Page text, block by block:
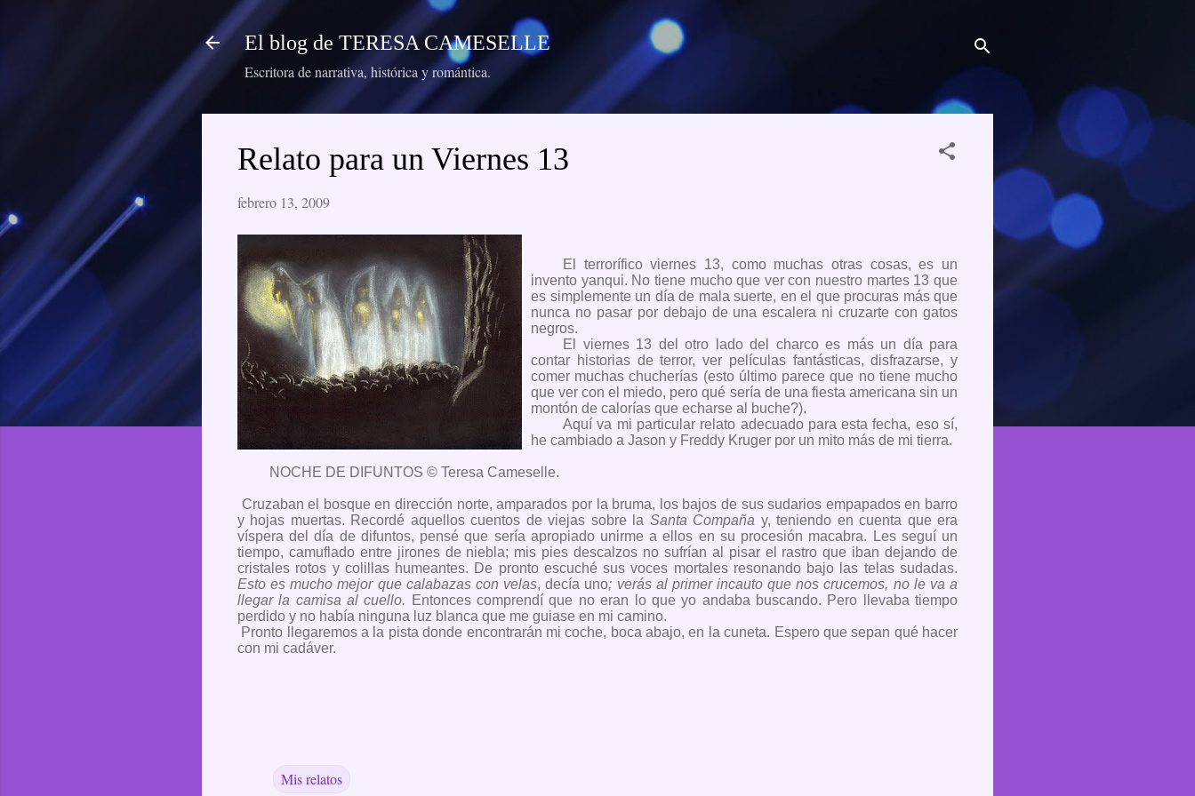
Ir al contenido principal
El blog de TERESA CAMESELLE
Escritora de narrativa, histórica y romántica.
Relato para un Viernes 13
febrero 13, 2009
El terrorífico viernes 13, como muchas otras cosas, es un
invento yanqui. No tiene mucho que ver con nuestro martes 13 que
es simplemente un día de mala suerte, en el que procuras más que
nunca no pasar por debajo de una escalera ni cruzarte con gatos
negros.
El viernes 13 del otro lado del charco es más un día para
contar historias de terror, ver películas fantásticas, disfrazarse, y
comer muchas chucherías (esto último parece que no tiene mucho
que ver con el miedo, pero qué sería de una fiesta americana sin un
montón de calorías que echarse al buche?).
Aquí va mi particular relato adecuado para esta fecha, eso sí,
he cambiado a Jason y Freddy Kruger por un mito más de mi tierra.
NOCHE DE DIFUNTOS © Teresa Cameselle.
Cruzaban el bosque en dirección norte, amparados por la bruma, los bajos de sus sudarios empapados en barro
y hojas muertas. Recordé aquellos cuentos de viejas sobre la Santa Compaña y, teniendo en cuenta que era
víspera del día de difuntos, pensé que sería apropiado unirme a ellos en su procesión macabra. Les seguí un
tiempo, camuflado entre jirones de niebla; mis pies descalzos no sufrían al pisar el rastro que iban dejando de
cristales rotos y colillas humeantes. De pronto escuché sus voces mortales resonando bajo las telas sudadas.
Esto es mucho mejor que calabazas con velas, decía uno; verás al primer incauto que nos crucemos, no le va a
llegar la camisa al cuello. Entonces comprendí que no eran lo que yo andaba buscando. Pero llevaba tiempo
perdido y no había ninguna luz blanca que me guiase en mi camino.
Pronto llegaremos a la pista donde encontrarán mi coche, boca abajo, en la cuneta. Espero que sepan qué hacer
con mi cadáver.
Mis relatos